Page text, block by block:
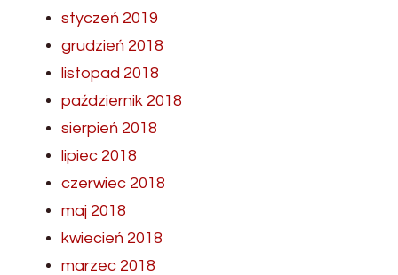
styczeń 2019
grudzień 2018
listopad 2018
październik 2018
sierpień 2018
lipiec 2018
czerwiec 2018
maj 2018
kwiecień 2018
marzec 2018